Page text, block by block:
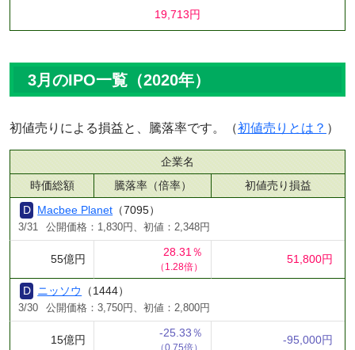
19,713円
3月のIPO一覧（2020年）
初値売りによる損益と、騰落率です。（初値売りとは？ ）
企業名
時価総額
騰落率（倍率）
初値売り損益
Macbee Planet （7095）
3/31 公開価格：1,830円、初値：2,348円
55億円
28.31％
（1.28倍）
51,800円
ニッソウ （1444）
3/30 公開価格：3,750円、初値：2,800円
15億円
-25.33％
（0.75倍）
-95,000円